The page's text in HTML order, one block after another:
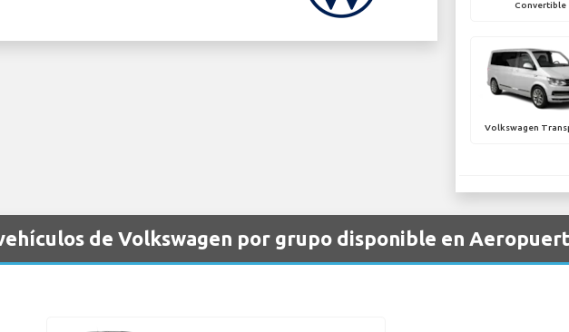
Convertible
Volkswagen
de Volkswagen por grupo disponible en